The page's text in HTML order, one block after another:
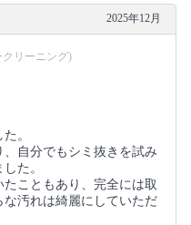
2025年12月
リーニング)
。
自分でもシミ抜きを試み
た。
こともあり、完全には取
汚れは綺麗にしていただ